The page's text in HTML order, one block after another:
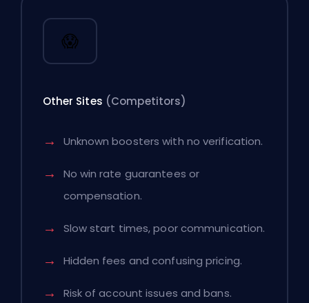
😱
Other Sites (Competitors)
Unknown boosters with no verification.
No win rate guarantees or
compensation.
Slow start times, poor communication.
Hidden fees and confusing pricing.
Risk of account issues and bans.